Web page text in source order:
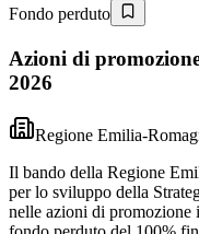
Fondo perduto
Azioni di
2026
Regione Emilia-
Il bando della Regione
per lo sviluppo della
nelle azioni di promozione